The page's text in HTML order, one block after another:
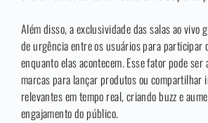
Além disso, a exclusividade das salas ao vivo
de urgência entre os usuários para participar
enquanto elas acontecem. Esse fator pode ser
marcas para lançar produtos ou compartilhar
relevantes em tempo real, criando buzz e
engajamento do público.